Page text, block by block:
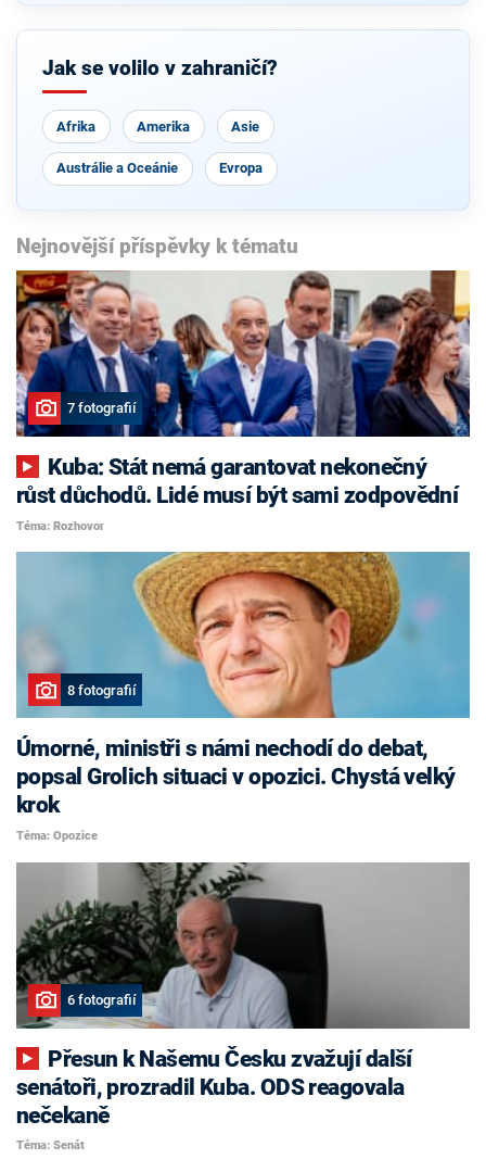
Jak se volilo v zahraničí?
Afrika Amerika Asie
Austrálie a Oceánie Evropa
Nejnovější příspěvky k tématu
7 fotografií
růst důchodů. Lidé musí být sami zodpovědní
Téma: Rozhovor
8 fotografií
Úmorné, ministři s námi nechodí do debat,
popsal Grolich situaci v opozici. Chystá velký
krok
Téma: Opozice
6 fotografií
senátoři, prozradil Kuba. ODS reagovala
nečekaně
Téma: Senát